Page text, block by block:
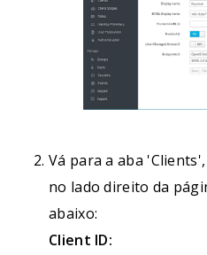
Vá para a aba
no lado direito da
abaixo:
Client ID: